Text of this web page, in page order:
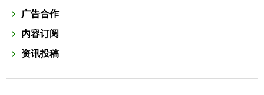
广告合作
内容订阅
资讯投稿